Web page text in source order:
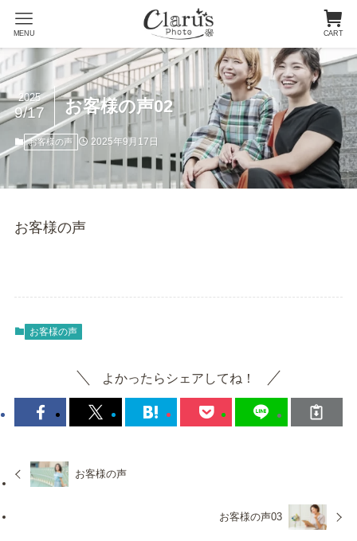
CART
MENU
お客様の声02
2025
9/17
お客様の声 2025年9月17日
お客様の声
お客様の声
よかったらシェアしてね！
お客様の声
お客様の声03